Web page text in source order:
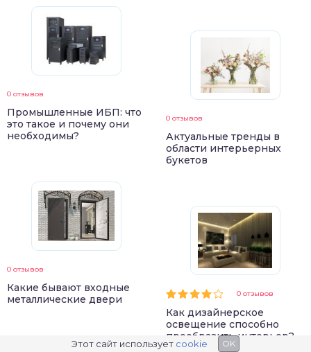
0 отзывов
Промышленные ИБП: что
это такое и почему они
необходимы?
0 отзывов
Какие бывают входные
металлические двери
Смотреть все отзывы на товары
0 отзывов
Актуальные тренды в
области интерьерных
букетов
0 отзывов
Как дизайнерское
освещение способно
преобразить интерьер?
Этот сайт использует cookie OK